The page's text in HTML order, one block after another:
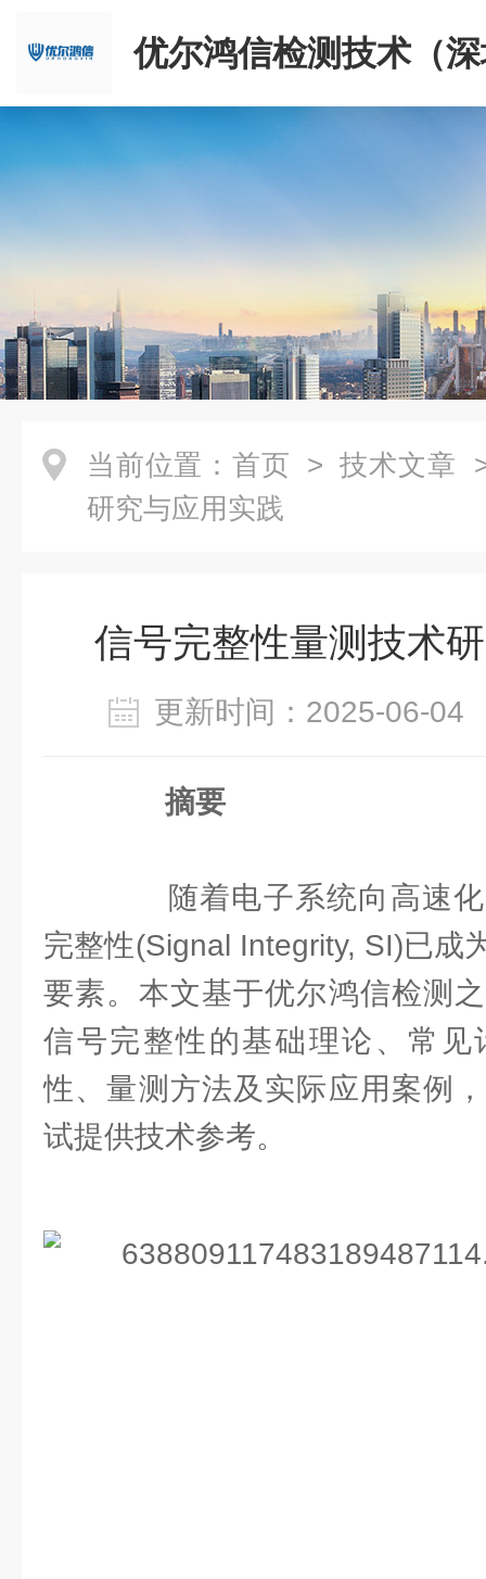
优尔鸿信检测技术（
限公司
当前位置： 首页 > 技术文章
研究与应用实践
信号完整性量测技术
更新时间：2025-06-
摘要
随着电子系统向高速化
完整性(Signal Integrity, SI)已成
要素。本文基于优尔鸿信检测
信号完整性的基础理论、常见
性、量测方法及实际应用案例
试提供技术参考。